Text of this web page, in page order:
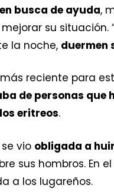
busca de ayuda,
su
la noche, duermen
reciente para
de personas que
eritreos.
vio obligada a
sus hombros. En
a los lugareños.